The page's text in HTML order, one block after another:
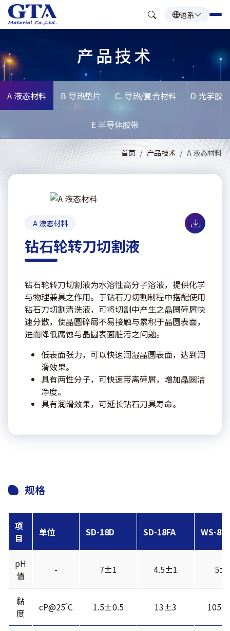
语系
产品技术
A 液态材料 B 导热垫片 C. 导热/复合材料 D 光学胶
E 半导体胶带
首页 产品技术 A 液态材料
A 液态材料
钻石轮转刀切割液
钻石轮转刀切割液为水溶性高分子溶液，提供化学
与物理兼具之作用。于钻石刀切割制程中搭配使用
钻石刀切割清洗液，可将切割中产生之晶圆碎屑快
速分散，使晶圆碎屑不易接触与累积于晶圆表面，
进而降低腐蚀与晶圆表面脏污之问题。
低表面张力，可以快速润湿晶圆表面，达到润
滑效果。
具有两性分子，可快速带离碎屑，增加晶圆洁
净度。
具有润滑效果，可延长钻石刀具寿命。
规格
项
目
单位 SD-18D SD-18FA WS-80
pH
值
- 7±1 4.5±1
黏
度
cP@25˚C 1.5±0.5 13±3